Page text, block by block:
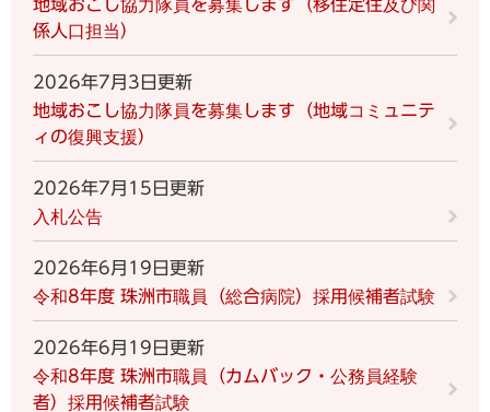
地域おこし協力隊員を募集します（移住定住及び関
係人口担当）
2026年7月3日更新
地域おこし協力隊員を募集します（地域コミュニテ
ィの復興支援）
2026年7月15日更新
入札公告
2026年6月19日更新
令和8年度 珠洲市職員（総合病院）採用候補者試験
2026年6月19日更新
令和8年度 珠洲市職員（カムバック・公務員経験
者）採用候補者試験